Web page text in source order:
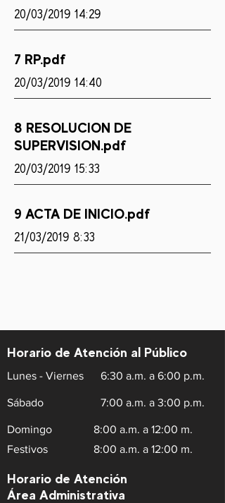
20/03/2019 14:29
7 RP.pdf
20/03/2019 14:40
8 RESOLUCION DE
SUPERVISION.pdf
20/03/2019 15:33
9 ACTA DE INICIO.pdf
21/03/2019 8:33
Horario de Atención al Público
Lunes - Viernes 6:30 a.m. a 6:00 p.m.
Sábado 7:00 a.m. a 3:00 p.m.
Domingo
Festivos
8:00 a.m. a 12:00 m.
8:00 a.m. a 12:00 m.
Horario de Atención
Área Administrativa